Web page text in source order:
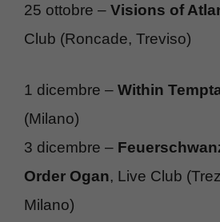
25 ottobre – Visions of
Club (Roncade, Treviso)
1 dicembre – Within
(Milano)
3 dicembre –
Order Ogan, Live Club
Milano)